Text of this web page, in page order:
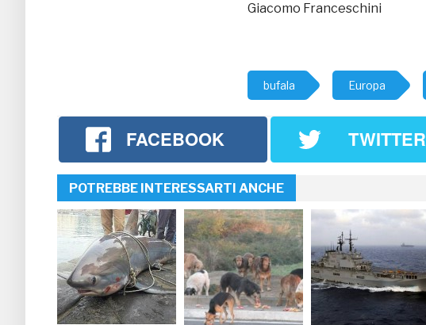
Giacomo Franceschini
bufala Europa
FACEBOOK TWITTER
POTREBBE INTERESSARTI ANCHE